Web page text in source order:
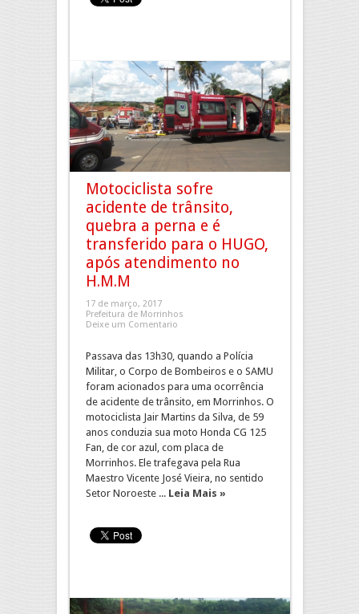
Motociclista sofre
acidente de trânsito,
quebra a perna e é
transferido para o HUGO,
após atendimento no
H.M.M
17 de março, 2017
Prefeitura de Morrinhos
Deixe um Comentario
Passava das 13h30, quando a Polícia
Militar, o Corpo de Bombeiros e o SAMU
foram acionados para uma ocorrência
de acidente de trânsito, em Morrinhos. O
motociclista Jair Martins da Silva, de 59
anos conduzia sua moto Honda CG 125
Fan, de cor azul, com placa de
Morrinhos. Ele trafegava pela Rua
Maestro Vicente José Vieira, no sentido
Setor Noroeste ... Leia Mais »